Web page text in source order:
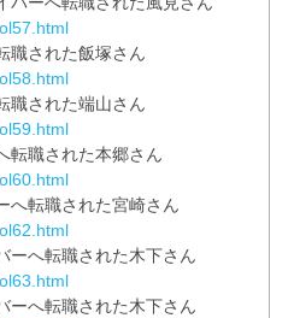
職された飯塚さん
職された端山さん
転職された本郷さん
へ転職された宮崎さん
ーへ転職された木下さん
ーへ転職された木下さん